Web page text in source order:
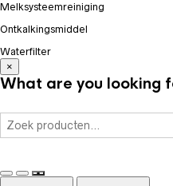
Melksysteemreiniging
Ontkalkingsmiddel
Waterfilter
×
What are you looking